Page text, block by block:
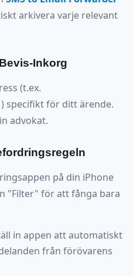
arkivera varje relevant
Inkorg
(t.ex.
) specifikt för ditt ärende.
advokat.
på din iPhone
"Filter" för att fånga bara
in appen att automatiskt
från förövarens